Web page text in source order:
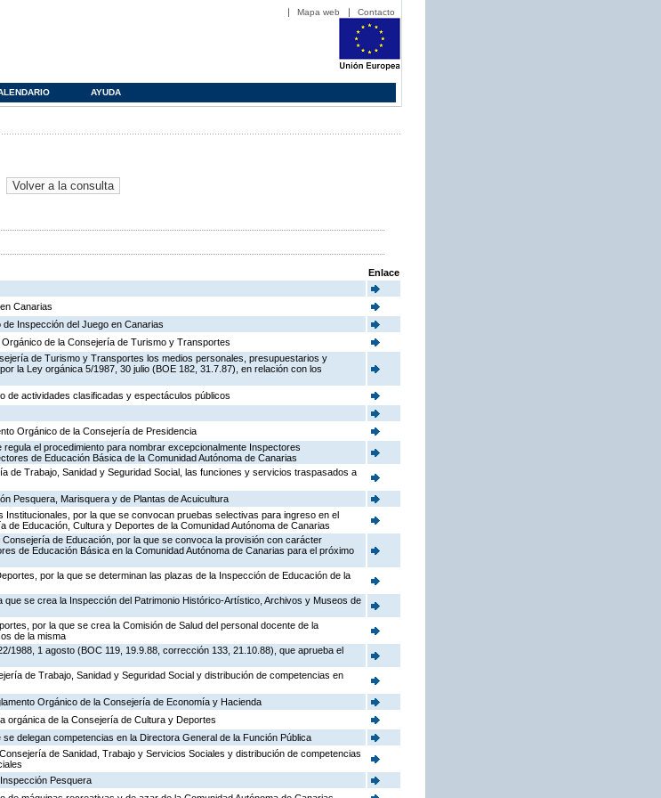
Mapa web Contacto
AYUDA
Enlace
Canarias
Inspección del Juego en Canarias
de la Consejería de Turismo y Transportes
de Turismo y Transportes los medios personales, presupuestarios y
la Ley orgánica 5/1987, 30 julio (BOE 182, 31.7.87), en relación con los
de actividades clasificadas y espectáculos públicos
Orgánico de la Consejería de Presidencia
el procedimiento para nombrar excepcionalmente Inspectores
de Educación Básica de la Comunidad Autónoma de Canarias
de Trabajo, Sanidad y Seguridad Social, las funciones y servicios traspasados a
Pesquera, Marisquera y de Plantas de Acuicultura
por la que se convocan pruebas selectivas para ingreso en el
Educación, Cultura y Deportes de la Comunidad Autónoma de Canarias
de Educación, por la que se convoca la provisión con carácter
de Educación Básica en la Comunidad Autónoma de Canarias para el próximo
por la que se determinan las plazas de la Inspección de Educación de la
se crea la Inspección del Patrimonio Histórico-Artístico, Archivos y Museos de
por la que se crea la Comisión de Salud del personal docente de la
de la misma
1988, 1 agosto (BOC 119, 19.9.88, corrección 133, 21.10.88), que aprueba el
de Trabajo, Sanidad y Seguridad Social y distribución de competencias en
Orgánico de la Consejería de Economía y Hacienda
orgánica de la Consejería de Cultura y Deportes
delegan competencias en la Directora General de la Función Pública
de Sanidad, Trabajo y Servicios Sociales y distribución de competencias
Pesquera